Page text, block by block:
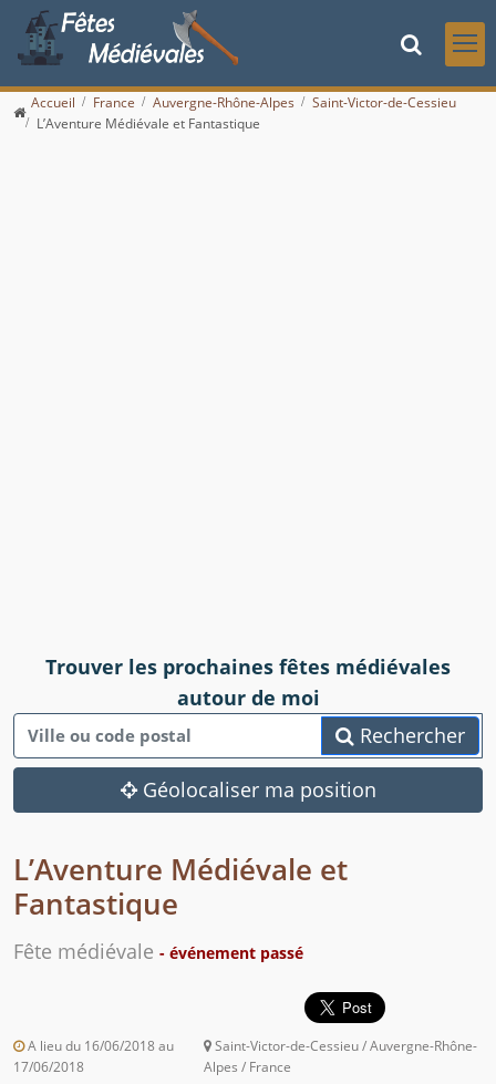
Accueil France Auvergne-Rhône-Alpes
Saint-Victor-de-Cessieu
L’Aventure Médiévale et Fantastique
Trouver les prochaines fêtes médiévales
autour de moi
Rechercher
Géolocaliser ma position
L’Aventure Médiévale et
Fantastique
Fête médiévale - événement passé
A lieu du 16/06/2018 au
17/06/2018
Saint-Victor-de-Cessieu / Auvergne-Rhône-
Alpes / France